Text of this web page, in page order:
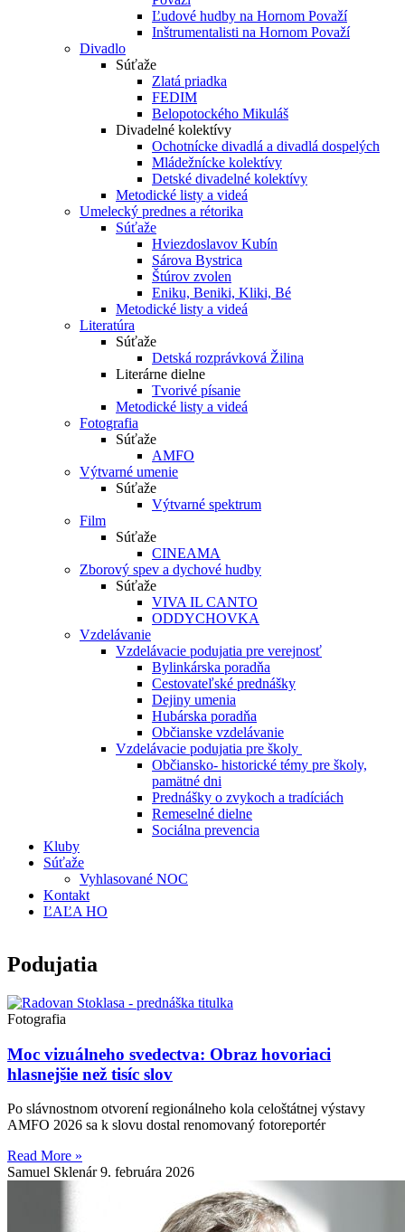
Ľudové hudby na Hornom Považí
Inštrumentalisti na Hornom Považí
Divadlo
Súťaže
Zlatá priadka
FEDIM
Belopotockého Mikuláš
Divadelné kolektívy
Ochotnícke divadlá a divadlá dospelých
Mládežnícke kolektívy
Detské divadelné kolektívy
Metodické listy a videá
Umelecký prednes a rétorika
Súťaže
Hviezdoslavov Kubín
Sárova Bystrica
Štúrov zvolen
Eniku, Beniki, Kliki, Bé
Metodické listy a videá
Literatúra
Súťaže
Detská rozprávková Žilina
Literárne dielne
Tvorivé písanie
Metodické listy a videá
Fotografia
Súťaže
AMFO
Výtvarné umenie
Súťaže
Výtvarné spektrum
Film
Súťaže
CINEAMA
Zborový spev a dychové hudby
Súťaže
VIVA IL CANTO
ODDYCHOVKA
Vzdelávanie
Vzdelávacie podujatia pre verejnosť
Bylinkárska poradňa
Cestovateľské prednášky
Dejiny umenia
Hubárska poradňa
Občianske vzdelávanie
Vzdelávacie podujatia pre školy
Občiansko- historické témy pre školy,
pamätné dni
Prednášky o zvykoch a tradíciách
Remeselné dielne
Sociálna prevencia
Kluby
Súťaže
Vyhlasované NOC
Kontakt
ĽAĽA HO
Podujatia
Fotografia
Moc vizuálneho svedectva: Obraz hovoriaci
hlasnejšie než tisíc slov
Po slávnostnom otvorení regionálneho kola celoštátnej výstavy
AMFO 2026 sa k slovu dostal renomovaný fotoreportér
Read More »
Samuel Sklenár9. februára 2026